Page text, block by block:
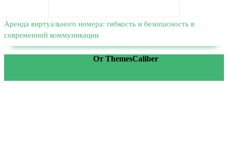
Аренда виртуального номера: гибкость и безопасность в
современной коммуникации
От ThemesCaliber